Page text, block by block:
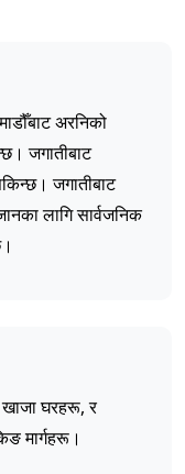
अरनिको
जगातीबाट
जगातीबाट
लागि सार्वजनिक
खाजा घरहरू, र
मार्गहरू।